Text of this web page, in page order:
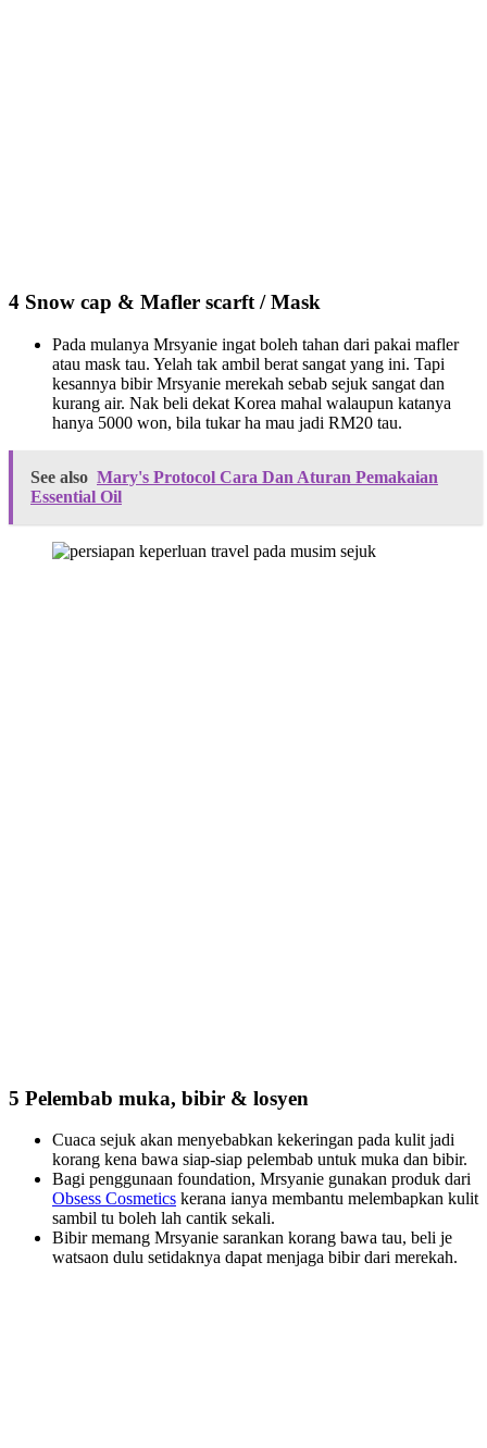
4 Snow cap & Mafler scarft / Mask
Pada mulanya Mrsyanie ingat boleh tahan dari pakai mafler
atau mask tau. Yelah tak ambil berat sangat yang ini. Tapi
kesannya bibir Mrsyanie merekah sebab sejuk sangat dan
kurang air. Nak beli dekat Korea mahal walaupun katanya
hanya 5000 won, bila tukar ha mau jadi RM20 tau.
See also Mary's Protocol Cara Dan Aturan Pemakaian
Essential Oil
5 Pelembab muka, bibir & losyen
Cuaca sejuk akan menyebabkan kekeringan pada kulit jadi
korang kena bawa siap-siap pelembab untuk muka dan bibir.
Bagi penggunaan foundation, Mrsyanie gunakan produk dari
Obsess Cosmetics kerana ianya membantu melembapkan kulit
sambil tu boleh lah cantik sekali.
Bibir memang Mrsyanie sarankan korang bawa tau, beli je
watsaon dulu setidaknya dapat menjaga bibir dari merekah.